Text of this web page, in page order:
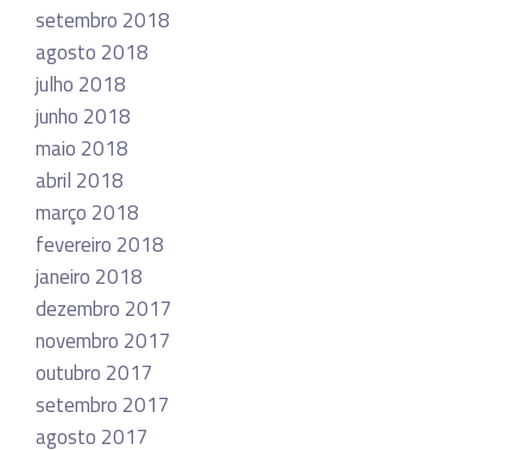
setembro 2018
agosto 2018
julho 2018
junho 2018
maio 2018
abril 2018
março 2018
fevereiro 2018
janeiro 2018
dezembro 2017
novembro 2017
outubro 2017
setembro 2017
agosto 2017